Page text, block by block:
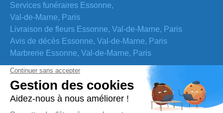
Services funéraires Essonne,
Val-de-Marne, Paris
Livraison de fleurs Essonne, Val-de-Marne, Paris
Avis de décès Essonne, Val-de-Marne, Paris
Marbrerie Essonne, Val-de-Marne, Paris
Nos coordonnées